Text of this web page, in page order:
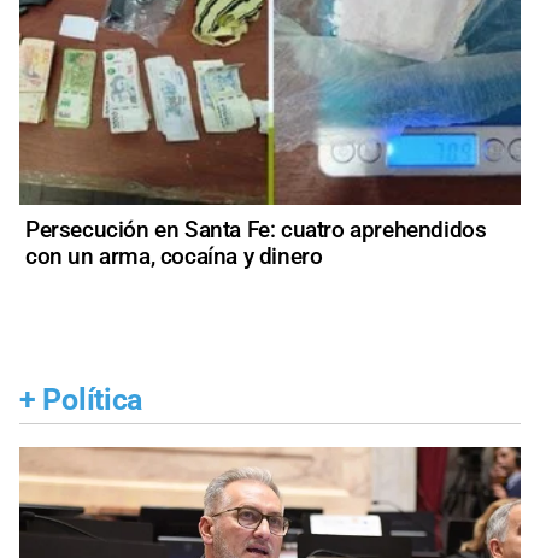
Persecución en Santa Fe: cuatro aprehendidos
con un arma, cocaína y dinero
+ Política